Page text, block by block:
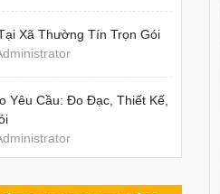
Xã Thường Tín Trọn Gói
Yêu Cầu: Đo Đạc, Thiết Kế,